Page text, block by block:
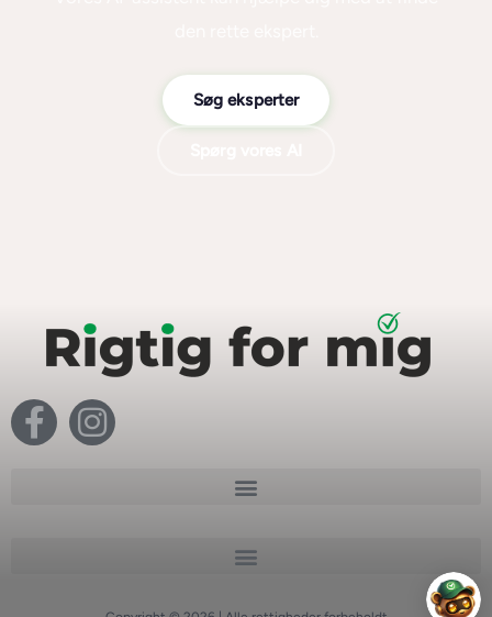
Søg eksperter